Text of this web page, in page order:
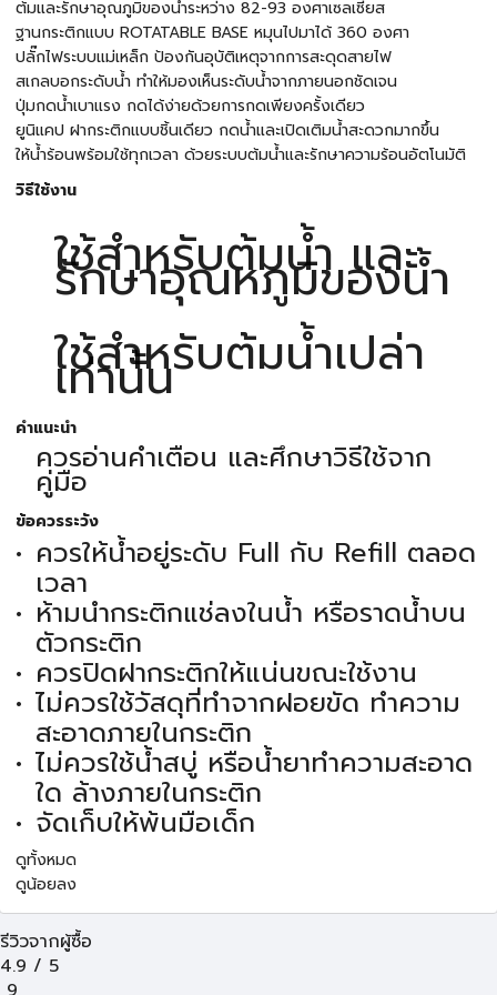
ต้มและรักษาอุณภูมิของน้ำระหว่าง 82-93 องศาเซลเซียส
ฐานกระติกแบบ ROTATABLE BASE หมุนไปมาได้ 360 องศา
ปลั๊กไฟระบบแม่เหล็ก ป้องกันอุบัติเหตุจากการสะดุดสายไฟ
สเกลบอกระดับน้ำ ทำให้มองเห็นระดับน้ำจากภายนอกชัดเจน
ปุ่มกดน้ำเบาแรง กดได้ง่ายด้วยการกดเพียงครั้งเดียว
ยูนิแคป ฝากระติกแบบชิ้นเดียว กดน้ำและเปิดเติมน้ำสะดวกมากขึ้น
ให้น้ำร้อนพร้อมใช้ทุกเวลา ด้วยระบบต้มน้ำและรักษาความร้อนอัตโนมัติ
วิธีใช้งาน
ใช้สำหรับต้มน้ำ และ
รักษาอุณหภูมิของน้ำ
ใช้สำหรับต้มน้ำเปล่า
เท่านั้น
คำแนะนำ
ควรอ่านคำเตือน และศึกษาวิธีใช้จาก
คู่มือ
ข้อควรระวัง
ควรให้น้ำอยู่ระดับ Full กับ Refill ตลอด
เวลา
ห้ามนำกระติกแช่ลงในน้ำ หรือราดน้ำบน
ตัวกระติก
ควรปิดฝากระติกให้แน่นขณะใช้งาน
ไม่ควรใช้วัสดุที่ทำจากฝอยขัด ทำความ
สะอาดภายในกระติก
ไม่ควรใช้น้ำสบู่ หรือน้ำยาทำความสะอาด
ใด ล้างภายในกระติก
จัดเก็บให้พ้นมือเด็ก
ดูทั้งหมด
ดูน้อยลง
รีวิวจากผู้ซื้อ
4.9 / 5